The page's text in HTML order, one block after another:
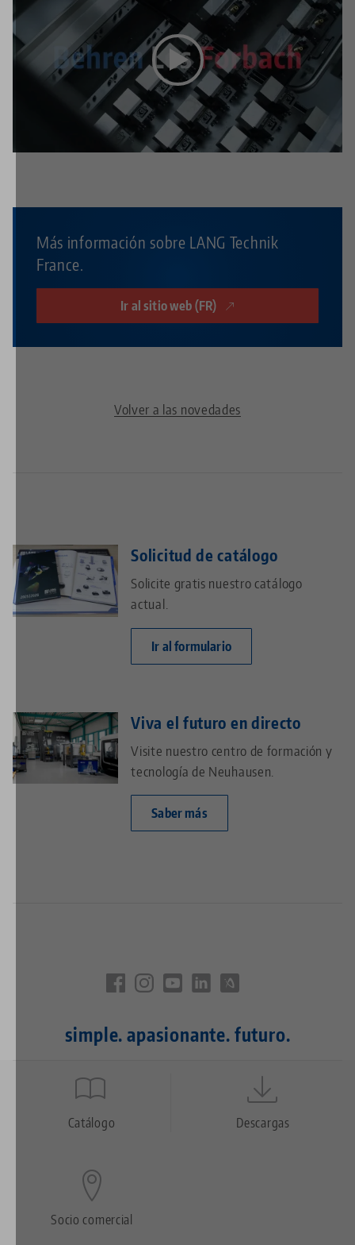
Este vídeo está alojado en YouTube. Para ver el vídeo,
acepte las cookies multimedia en elconfiguración de
privacidad.
Más información sobre LANG Technik
France.
Ir al sitio web (FR)
Volver a las novedades
Solicitud de catálogo
Solicite gratis nuestro catálogo
actual.
Ir al formulario
Viva el futuro en directo
Visite nuestro centro de formación y
tecnología de Neuhausen.
Saber más
simple. apasionante. futuro.
Quicklinks
FooterCatálogo Descargas
Socio comercial